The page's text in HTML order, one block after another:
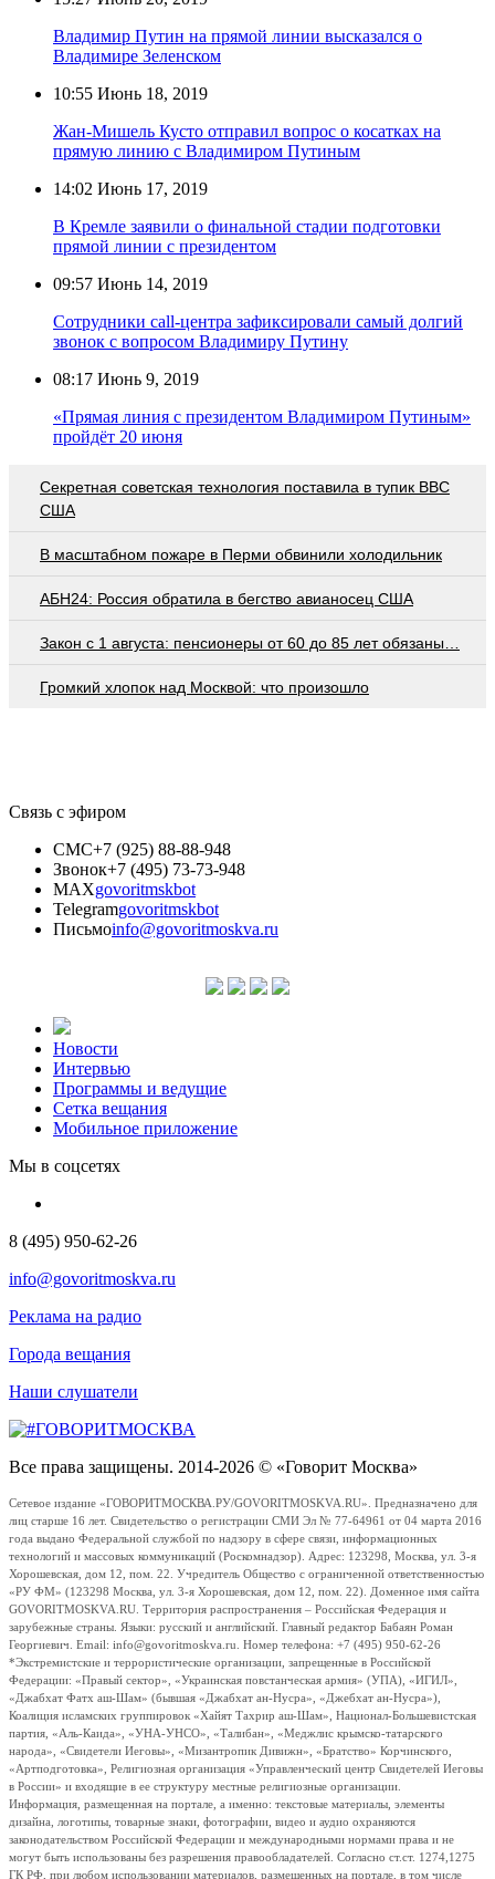
Владимир Путин на прямой линии высказался о
Владимире Зеленском
10:55 Июнь 18, 2019
Жан-Мишель Кусто отправил вопрос о косатках на
прямую линию с Владимиром Путиным
14:02 Июнь 17, 2019
В Кремле заявили о финальной стадии подготовки
прямой линии с президентом
09:57 Июнь 14, 2019
Сотрудники call-центра зафиксировали самый долгий
звонок с вопросом Владимиру Путину
08:17 Июнь 9, 2019
«Прямая линия с президентом Владимиром Путиным»
пройдёт 20 июня
Секретная советская технология поставила в тупик ВВС
США
В масштабном пожаре в Перми обвинили холодильник
АБН24: Россия обратила в бегство авианосец США
Закон с 1 августа: пенсионеры от 60 до 85 лет обязаны…
Громкий хлопок над Москвой: что произошло
Связь с эфиром
СМС+7 (925) 88-88-948
Звонок+7 (495) 73-73-948
MAXgovoritmskbot
Telegramgovoritmskbot
Письмоinfo@govoritmoskva.ru
Новости
Интервью
Программы и ведущие
Сетка вещания
Мобильное приложение
Мы в соцсетях
8 (495) 950-62-26
info@govoritmoskva.ru
Реклама на радио
Города вещания
Наши слушатели
Все права защищены. 2014-2026 © «Говорит Москва»
Сетевое издание «ГОВОРИТМОСКВА.РУ/GOVORITMOSKVA.RU». Предназначено для
лиц старше 16 лет. Свидетельство о регистрации СМИ Эл № 77-64961 от 04 марта 2016
года выдано Федеральной службой по надзору в сфере связи, информационных
технологий и массовых коммуникаций (Роскомнадзор). Адрес: 123298, Москва, ул. 3-я
Хорошевская, дом 12, пом. 22. Учредитель Общество с ограниченной ответственностью
«РУ ФМ» (123298 Москва, ул. 3-я Хорошевская, дом 12, пом. 22). Доменное имя сайта
GOVORITMOSKVA.RU. Территория распространения – Российская Федерация и
зарубежные страны. Языки: русский и английский. Главный редактор Бабаян Роман
Георгиевич. Email: info@govoritmoskva.ru. Номер телефона: +7 (495) 950-62-26
*Экстремистские и террористические организации, запрещенные в Российской
Федерации: «Правый сектор», «Украинская повстанческая армия» (УПА), «ИГИЛ»,
«Джабхат Фатх аш-Шам» (бывшая «Джабхат ан-Нусра», «Джебхат ан-Нусра»),
Коалиция исламских группировок «Хайят Тахрир аш-Шам», Национал-Большевистская
партия, «Аль-Каида», «УНА-УНСО», «Талибан», «Меджлис крымско-татарского
народа», «Свидетели Иеговы», «Мизантропик Дивижн», «Братство» Корчинского,
«Артподготовка», Религиозная организация «Управленческий центр Свидетелей Иеговы
в России» и входящие в ее структуру местные религиозные организации.
Информация, размещенная на портале, а именно: текстовые материалы, элементы
дизайна, логотипы, товарные знаки, фотографии, видео и аудио охраняются
законодательством Российской Федерации и международными нормами права и не
могут быть использованы без разрешения правообладателей. Согласно ст.ст. 1274,1275
ГК РФ, при любом использовании материалов, размещенных на портале, в том числе